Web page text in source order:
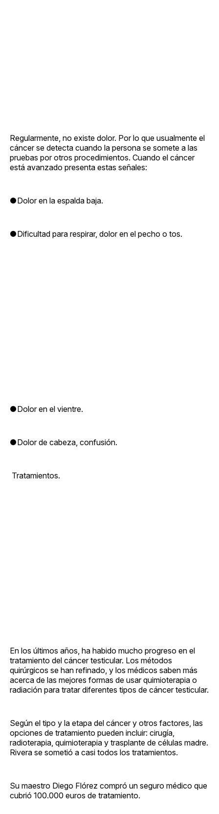
Regularmente, no existe dolor. Por lo que usualmente el
cáncer se detecta cuando la persona se somete a las
pruebas por otros procedimientos. Cuando el cáncer
está avanzado presenta estas señales:
●Dolor en la espalda baja.
●Dificultad para respirar, dolor en el pecho o tos.
●Dolor en el vientre.
●Dolor de cabeza, confusión.
​ Tratamientos.
En los últimos años, ha habido mucho progreso en el
tratamiento del cáncer testicular. Los métodos
quirúrgicos se han refinado, y los médicos saben más
acerca de las mejores formas de usar quimioterapia o
radiación para tratar diferentes tipos de cáncer testicular.
Según el tipo y la etapa del cáncer y otros factores, las
opciones de tratamiento pueden incluir: cirugía,
radioterapia, quimioterapia y trasplante de células madre.
Rivera se sometió a casi todos los tratamientos.
Su maestro Diego Flórez compró un seguro médico que
cubrió 100.000 euros de tratamiento.